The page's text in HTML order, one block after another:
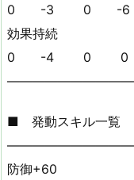
0 -3 0 -6
効果
0 -4 0 0
■ 発動スキル一覧
防御+60